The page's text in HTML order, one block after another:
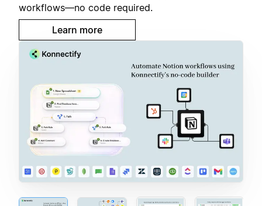
workflows—no code required.
Learn more